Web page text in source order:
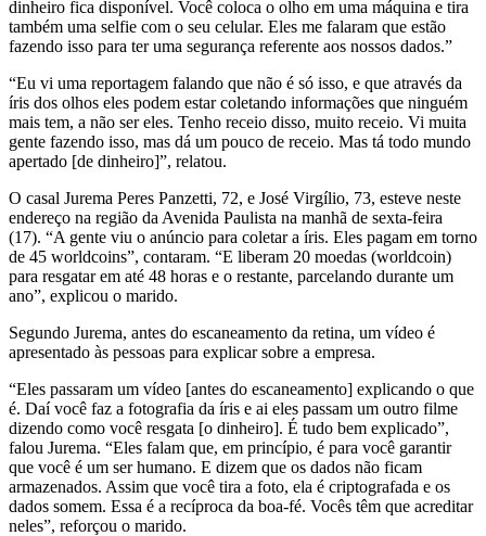
dinheiro fica disponível. Você coloca o olho em uma máquina e tira
também uma selfie com o seu celular. Eles me falaram que estão
fazendo isso para ter uma segurança referente aos nossos dados.”
“Eu vi uma reportagem falando que não é só isso, e que através da
íris dos olhos eles podem estar coletando informações que ninguém
mais tem, a não ser eles. Tenho receio disso, muito receio. Vi muita
gente fazendo isso, mas dá um pouco de receio. Mas tá todo mundo
apertado [de dinheiro]”, relatou.
O casal Jurema Peres Panzetti, 72, e José Virgílio, 73, esteve neste
endereço na região da Avenida Paulista na manhã de sexta-feira
(17). “A gente viu o anúncio para coletar a íris. Eles pagam em torno
de 45 worldcoins”, contaram. “E liberam 20 moedas (worldcoin)
para resgatar em até 48 horas e o restante, parcelando durante um
ano”, explicou o marido.
Segundo Jurema, antes do escaneamento da retina, um vídeo é
apresentado às pessoas para explicar sobre a empresa.
“Eles passaram um vídeo [antes do escaneamento] explicando o que
é. Daí você faz a fotografia da íris e ai eles passam um outro filme
dizendo como você resgata [o dinheiro]. É tudo bem explicado”,
falou Jurema. “Eles falam que, em princípio, é para você garantir
que você é um ser humano. E dizem que os dados não ficam
armazenados. Assim que você tira a foto, ela é criptografada e os
dados somem. Essa é a recíproca da boa-fé. Vocês têm que acreditar
neles”, reforçou o marido.